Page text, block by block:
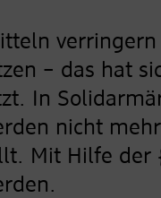
– das hat
In
nicht
Mit Hilfe